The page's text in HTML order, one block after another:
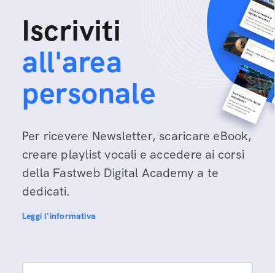
Iscriviti
all'area
personale
Per ricevere Newsletter, scaricare eBook,
creare playlist vocali e accedere ai corsi
della Fastweb Digital Academy a te
dedicati.
Leggi l'informativa